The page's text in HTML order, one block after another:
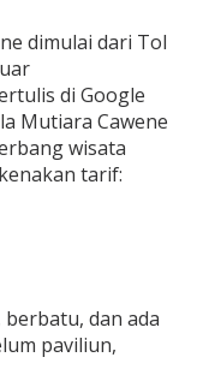
dimulai dari Tol
di Google
Mutiara Cawene
wisata
tarif:
dan ada
paviliun,